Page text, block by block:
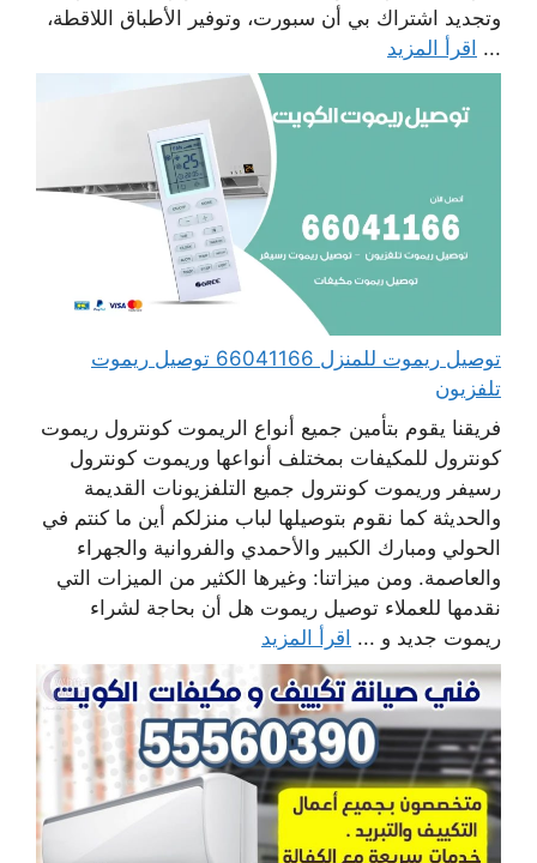
وتجديد اشتراك بي أن سبورت، وتوفير الأطباق اللاقطة،
... اقرأ المزيد
توصيل ريموت للمنزل 66041166 توصيل ريموت
تلفزيون
فريقنا يقوم بتأمين جميع أنواع الريموت كونترول ريموت
كونترول للمكيفات بمختلف أنواعها وريموت كونترول
رسيفر وريموت كونترول جميع التلفزيونات القديمة
والحديثة كما نقوم بتوصيلها لباب منزلكم أين ما كنتم في
الحولي ومبارك الكبير والأحمدي والفروانية والجهراء
والعاصمة. ومن ميزاتنا: وغيرها الكثير من الميزات التي
نقدمها للعملاء توصيل ريموت هل أن بحاجة لشراء
ريموت جديد و ... اقرأ المزيد